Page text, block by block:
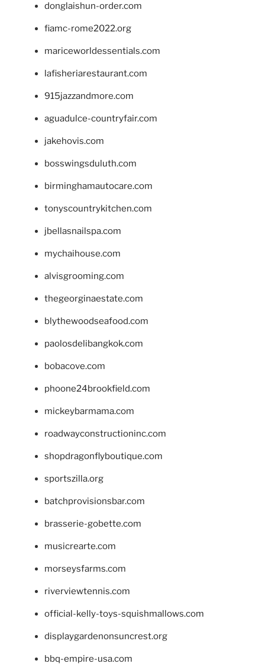
donglaishun-order.com
fiamc-rome2022.org
mariceworldessentials.com
lafisheriarestaurant.com
915jazzandmore.com
aguadulce-countryfair.com
jakehovis.com
bosswingsduluth.com
birminghamautocare.com
tonyscountrykitchen.com
jbellasnailspa.com
mychaihouse.com
alvisgrooming.com
thegeorginaestate.com
blythewoodseafood.com
paolosdelibangkok.com
bobacove.com
phoone24brookfield.com
mickeybarmama.com
roadwayconstructioninc.com
shopdragonflyboutique.com
sportszilla.org
batchprovisionsbar.com
brasserie-gobette.com
musicrearte.com
morseysfarms.com
riverviewtennis.com
official-kelly-toys-squishmallows.com
displaygardenonsuncrest.org
bbq-empire-usa.com